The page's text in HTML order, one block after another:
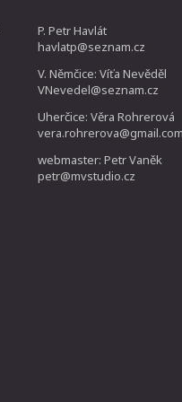
P. Petr Havlát
havlatp@seznam.cz
V. Němčice: Víťa Nevěděl
VNevedel@seznam.cz
Uherčice: Věra Rohrerová
webmaster: Petr Vaněk
petr@mvstudio.cz